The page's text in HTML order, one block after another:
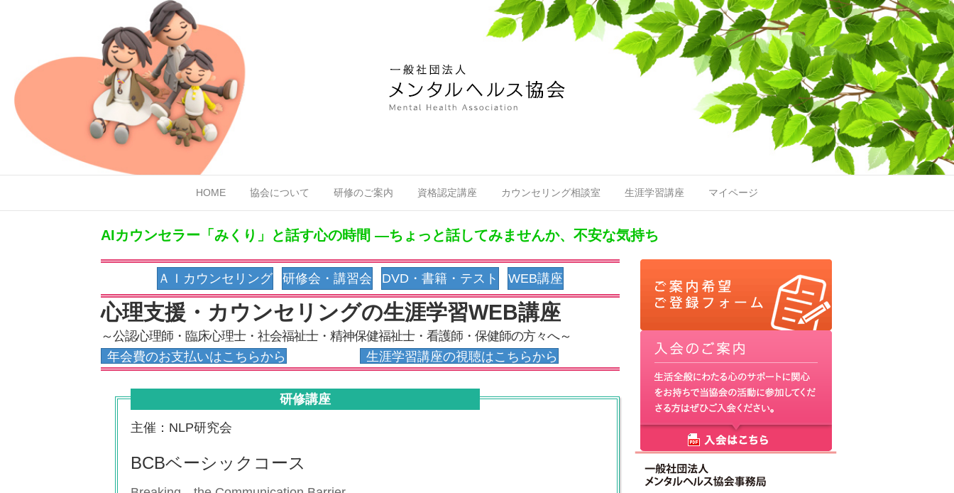
HOME 協会について 研修のご案内 資格認定講座 カウンセリング相談室 生涯学習講座 マイページ
AIカウンセラー「みくり」と話す心の時間 ―ちょっと話してみませんか、不安な気持ち
ＡＩカウンセリング(opens in new tab)
研修会・講習会 DVD・書籍・テスト WEB講座
心理支援・カウンセリングの生涯学習WEB講座
～公認心理師・臨床心理士・社会福祉士・精神保健福祉士・看護師・保健師の方々へ～
年会費のお支払いはこちらから
生涯学習講座の視聴はこちらから
研修講座
主催：NLP研究会
BCBベーシックコース
(opens in new tab)